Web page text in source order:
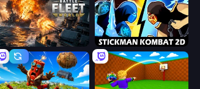
Battle Fleet World Stickman Kombat 2D